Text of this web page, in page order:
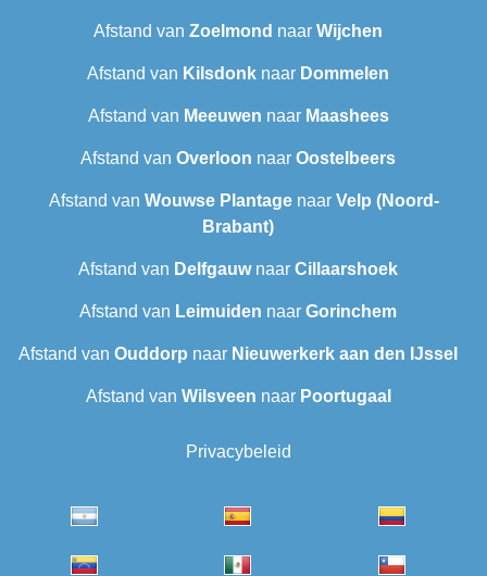
Afstand van Zoelmond naar Wijchen
Afstand van Kilsdonk naar Dommelen
Afstand van Meeuwen naar Maashees
Afstand van Overloon naar Oostelbeers
Afstand van Wouwse Plantagenaar Velp (Noord-
Brabant)
Afstand van Delfgauwnaar Cillaarshoek
Afstand van Leimuiden naar Gorinchem
Afstand van Ouddorp naar Nieuwerkerk aan den IJssel
Afstand van Wilsveen‎ naar Poortugaal
Privacybeleid